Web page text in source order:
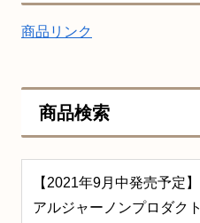
商品リンク
商品検索
【2021年9月中発売予定】
アルジャーノンプロダクト